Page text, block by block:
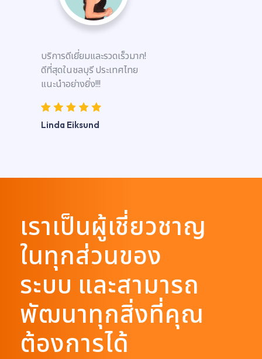
บริการดีเยี่ยมและรวดเร็วมาก!
ดีที่สุดในชลบุรี ประเทศไทย
แนะนำอย่างยิ่ง!!!
Linda Eiksund
เราเป็นผู้เชี่ยวชาญ
ในทุกส่วนของ
ระบบ และสามารถ
พัฒนาทุกสิ่งที่คุณ
ต้องการได้